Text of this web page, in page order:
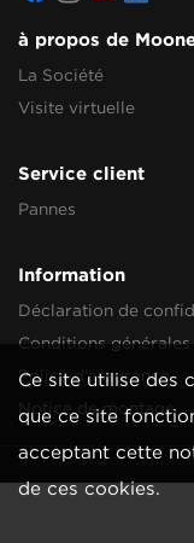
Ce site utilise des
que ce site
acceptant cette
de ces cookies.
à propos de
La Société
Visite virtuelle
Service client
Pannes
Information
Déclaration de
Conditions générales
Police d'assurance
Notice de montage